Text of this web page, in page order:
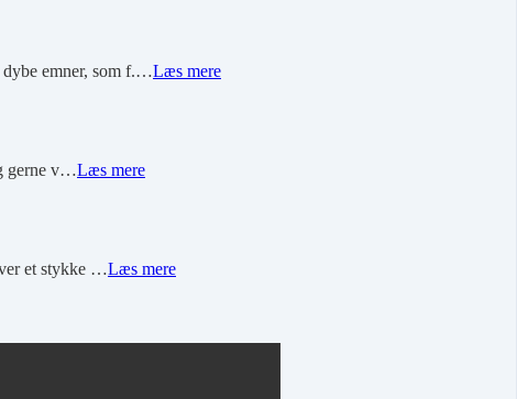
dybe emner, som f.…Læs mere
gerne v…Læs mere
et stykke …Læs mere